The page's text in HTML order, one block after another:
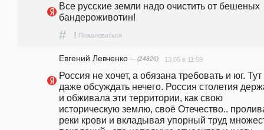
Все русские земли надо очистить от бешеных
бандероживотин!
# ! Пожаловаться
Евгений Левченко — (24826) 13.05 в 11:59
Россия не хочет, а обязана требовать и юг. Тут
даже обсуждать нечего. Россия столетия
и обживала эти территории, как свою
историческую землю, своё Отечество..
реки крови и вкладывая упорный труд